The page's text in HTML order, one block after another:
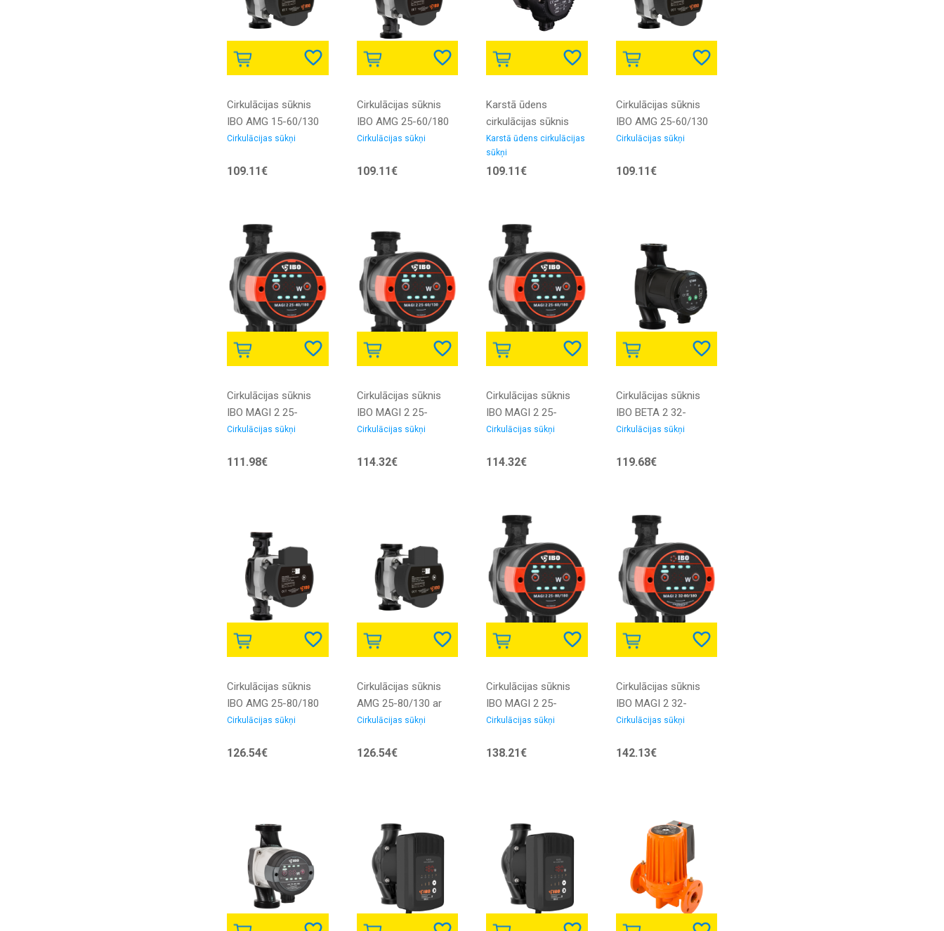
Cirkulācijas sūknis
IBO AMG 15-60/130
ar PWM vadību ar
savienojumiem
Cirkulācijas sūkņi
109.11€
Cirkulācijas sūknis
IBO AMG 25-60/180
ar PWM vadību ar
savienojumiem
Cirkulācijas sūkņi
109.11€
Karstā ūdens
cirkulācijas sūknis
IBO E-IBO 15-14 (9 W,
230 V)
Karstā ūdens cirkulācijas
sūkņi
109.11€
Cirkulācijas sūknis
IBO AMG 25-60/130
ar PWM vadību ar
savienojumiem
Cirkulācijas sūkņi
109.11€
Cirkulācijas sūknis
IBO MAGI 2 25-
40/180 elektroniskais
Cirkulācijas sūkņi
111.98€
Cirkulācijas sūknis
IBO MAGI 2 25-
60/130 elektroniskais
savienojumiem
Cirkulācijas sūkņi
114.32€
Cirkulācijas sūknis
IBO MAGI 2 25-
60/180 elektroniskais
Cirkulācijas sūkņi
114.32€
Cirkulācijas sūknis
IBO BETA 2 32-
80/180 ar skrūvēm
Cirkulācijas sūkņi
119.68€
Cirkulācijas sūknis
IBO AMG 25-80/180
ar PWM vadību un
savienojumiem
Cirkulācijas sūkņi
126.54€
Cirkulācijas sūknis
AMG 25-80/130 ar
PWM vadību un
savienojumiem
Cirkulācijas sūkņi
126.54€
Cirkulācijas sūknis
IBO MAGI 2 25-
80/180 elektroniskais
savienojumiem
Cirkulācijas sūkņi
138.21€
Cirkulācijas sūknis
IBO MAGI 2 32-
80/180 ar skrūvju
Cirkulācijas sūkņi
142.13€